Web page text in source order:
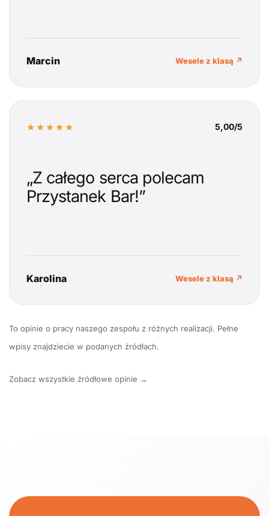
Marcin Wesele z klasą ↗
★★★★★ 5,00/5
„Z całego serca polecam
Przystanek Bar!”
Karolina Wesele z klasą ↗
To opinie o pracy naszego zespołu z różnych realizacji. Pełne
wpisy znajdziecie w podanych źródłach.
Zobacz wszystkie źródłowe opinie →